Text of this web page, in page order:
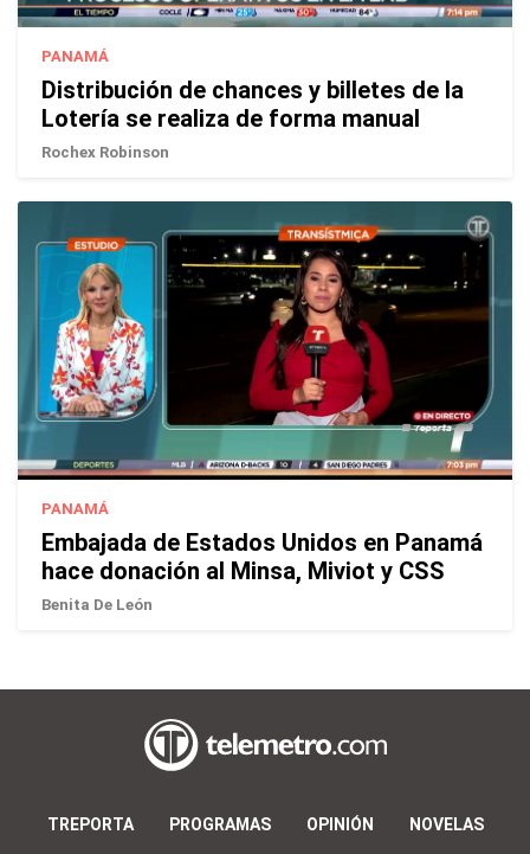
PANAMÁ
Distribución de chances y billetes de la
Lotería se realiza de forma manual
Rochex Robinson
PANAMÁ
Embajada de Estados Unidos en Panamá
hace donación al Minsa, Miviot y CSS
Benita De León
TREPORTA PROGRAMAS OPINIÓN NOVELAS